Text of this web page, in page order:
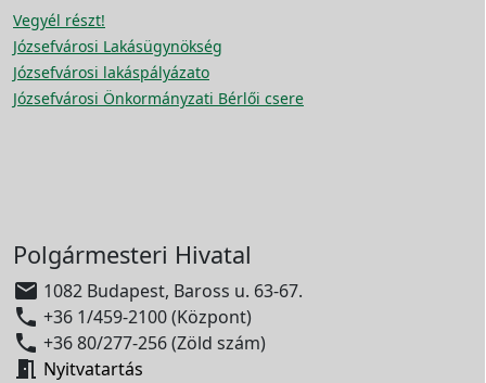
Vegyél részt!
Józsefvárosi Lakásügynökség
Józsefvárosi lakáspályázato
Józsefvárosi Önkormányzati Bérlői csere
Polgármesteri Hivatal
 1082 Budapest, Baross u. 63-67.
 +36 1/459-2100 (Központ)
 +36 80/277-256 (Zöld szám)
 Nyitvatartás